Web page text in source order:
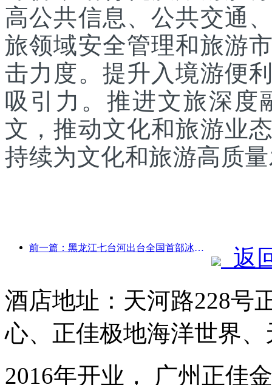
高公共信息、公共交通
旅领域安全管理和旅游
击力度。提升入境游便
吸引力。推进文旅深度
文，推动文化和旅游业
持续为文化和旅游高质
前一篇：黑龙江七台河出台全国首部冰雪产业法规，鼓励“AI+冰雪”
返
酒店地址：天河路228号
心、正佳极地海洋世界
2016年开业， 广州正